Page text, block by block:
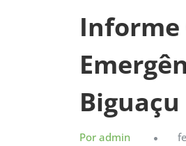
Informe
Biguaçu
Por admin